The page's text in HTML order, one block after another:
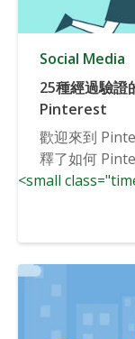
Social Media
25種經過驗證
Pinterest
歡迎來到
釋了如何
<small